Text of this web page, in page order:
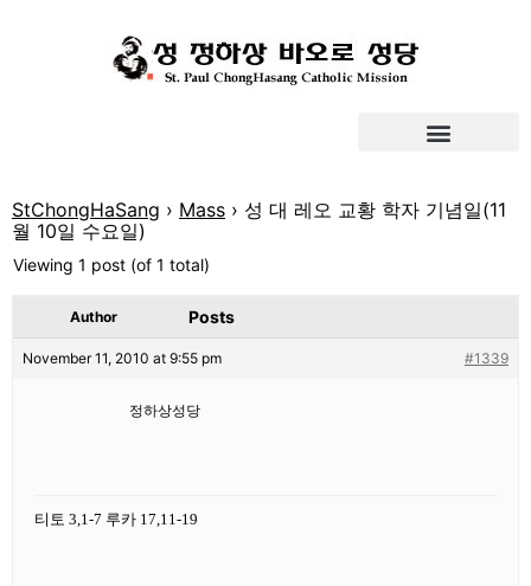
StChongHaSang › Mass › 성 대 레오 교황 학자 기념일(11
월 10일 수요일)
Viewing 1 post (of 1 total)
Author Posts
November 11, 2010 at 9:55 pm #1339
정하상성당
티토 3,1-7 루카 17,11-19